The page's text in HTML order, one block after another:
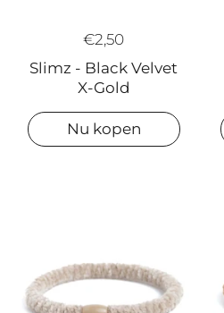
€2,50
Slimz - Black Velvet
X-Gold
Nu kopen